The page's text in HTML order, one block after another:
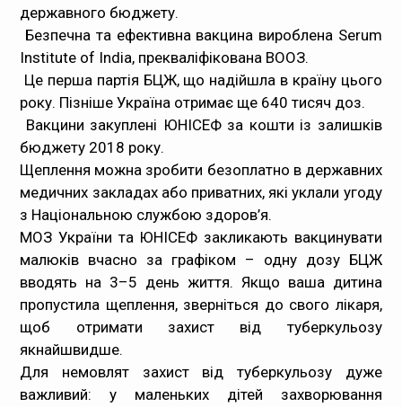
Медпрацівникам
Статистика
Документи
Контакти
Карта сайта
державного бюджету.
Безпечна та ефективна вакцина вироблена Serum
Institute of India, прекваліфікована ВООЗ.
Це перша партія БЦЖ, що надійшла в країну цього
року. Пізніше Україна отримає ще 640 тисяч доз.
Вакцини закуплені ЮНІСЕФ за кошти із залишків
бюджету 2018 року.
Щеплення можна зробити безоплатно в державних
медичних закладах або приватних, які уклали угоду
з Національною службою здоров’я.
МОЗ України та ЮНІСЕФ закликають вакцинувати
малюків вчасно за графіком – одну дозу БЦЖ
вводять на 3–5 день життя. Якщо ваша дитина
пропустила щеплення, зверніться до свого лікаря,
щоб отримати захист від туберкульозу
якнайшвидше.
Для немовлят захист від туберкульозу дуже
важливий: у маленьких дітей захворювання